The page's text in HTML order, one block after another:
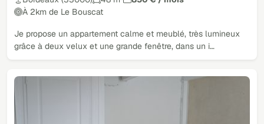
À 2km de Le Bouscat
Je propose un appartement calme et meublé, très lumineux
grâce à deux velux et une grande fenêtre, dans un i…